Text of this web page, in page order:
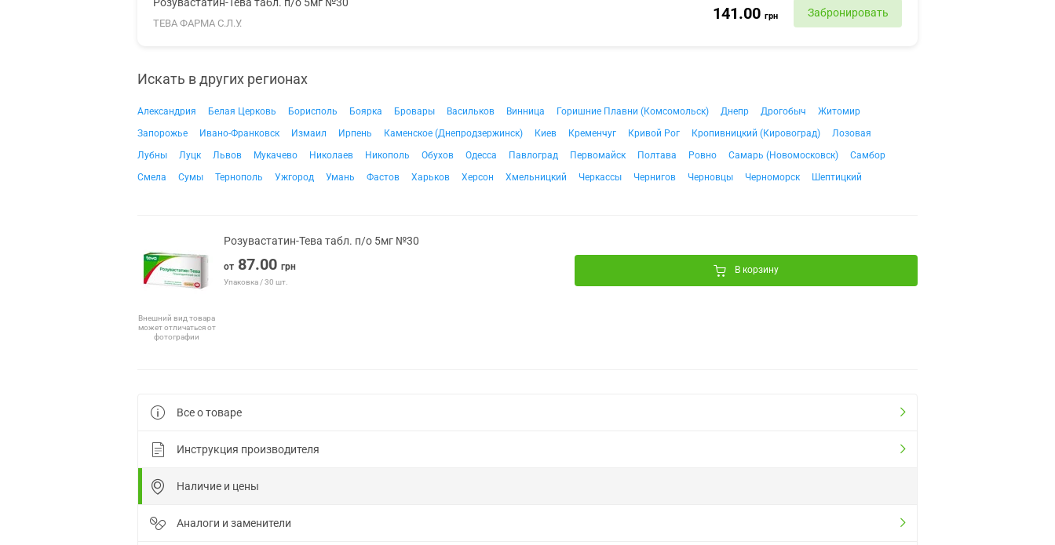
ТЕВА ФАРМА С.Л.У.
141.00 грн Забронировать
Искать в других регионах
Александрия Белая Церковь Борисполь Боярка Бровары Васильков Винница Горишние Плавни (Комсомольск) Днепр Дрогобыч
Житомир
Запорожье
Ивано-Франковск Измаил Ирпень Каменское (Днепродзержинск) Киев Кременчуг Кривой Рог Кропивницкий (Кировоград)
Лозовая
Лубны
Луцк Львов Мукачево Николаев Никополь Обухов Одесса Павлоград Первомайск Полтава Ровно Самарь (Новомосковск)
Самбор
Смела
Сумы Тернополь Ужгород Умань Фастов Харьков Херсон Хмельницкий Черкассы Чернигов Черновцы Черноморск Шептицкий
Внешний вид товара
может отличаться от
фотографии
Розувастатин-Тева табл. п/о 5мг №30
от 87.00 грн
Упаковка / 30 шт.
В корзину
Все о товаре
Инструкция производителя
Наличие и цены
Аналоги и заменители